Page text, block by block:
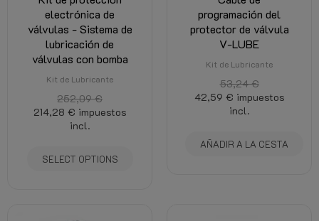
electrónica de
válvulas - Sistema de
lubricación de
válvulas con bomba
Kit de Lubricante
252,09 €
214,28 € impuestos
incl.
SELECT OPTIONS
programación del
protector de válvula
V-LUBE
Kit de Lubricante
53,24 €
42,59 € impuestos
incl.
AÑADIR A LA CESTA